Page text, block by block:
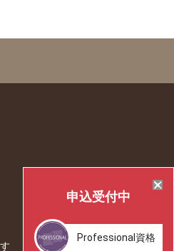
申込受付中
Professional 資格